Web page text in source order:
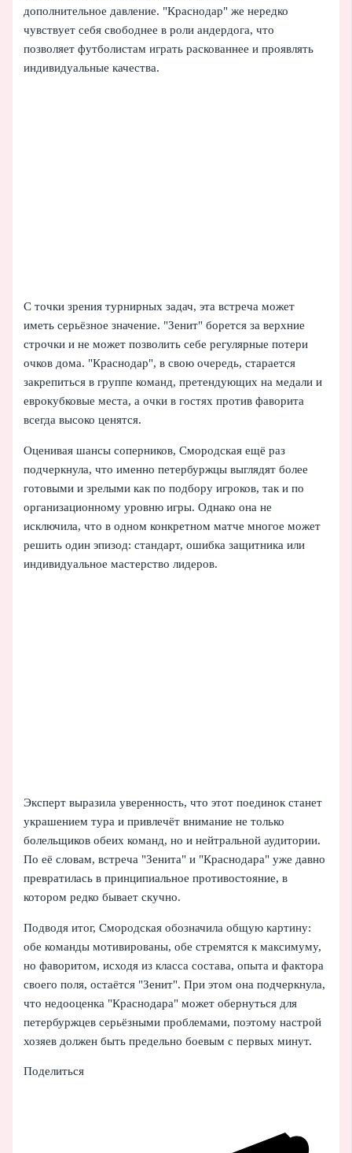
дополнительное давление. "Краснодар" же нередко
чувствует себя свободнее в роли андердога, что
позволяет футболистам играть раскованнее и проявлять
индивидуальные качества.
С точки зрения турнирных задач, эта встреча может
иметь серьёзное значение. "Зенит" борется за верхние
строчки и не может позволить себе регулярные потери
очков дома. "Краснодар", в свою очередь, старается
закрепиться в группе команд, претендующих на медали и
еврокубковые места, а очки в гостях против фаворита
всегда высоко ценятся.
Оценивая шансы соперников, Смородская ещё раз
подчеркнула, что именно петербуржцы выглядят более
готовыми и зрелыми как по подбору игроков, так и по
организационному уровню игры. Однако она не
исключила, что в одном конкретном матче многое может
решить один эпизод: стандарт, ошибка защитника или
индивидуальное мастерство лидеров.
Эксперт выразила уверенность, что этот поединок станет
украшением тура и привлечёт внимание не только
болельщиков обеих команд, но и нейтральной аудитории.
По её словам, встреча "Зенита" и "Краснодара" уже давно
превратилась в принципиальное противостояние, в
котором редко бывает скучно.
Подводя итог, Смородская обозначила общую картину:
обе команды мотивированы, обе стремятся к максимуму,
но фаворитом, исходя из класса состава, опыта и фактора
своего поля, остаётся "Зенит". При этом она подчеркнула,
что недооценка "Краснодара" может обернуться для
петербуржцев серьёзными проблемами, поэтому настрой
хозяев должен быть предельно боевым с первых минут.
Поделиться